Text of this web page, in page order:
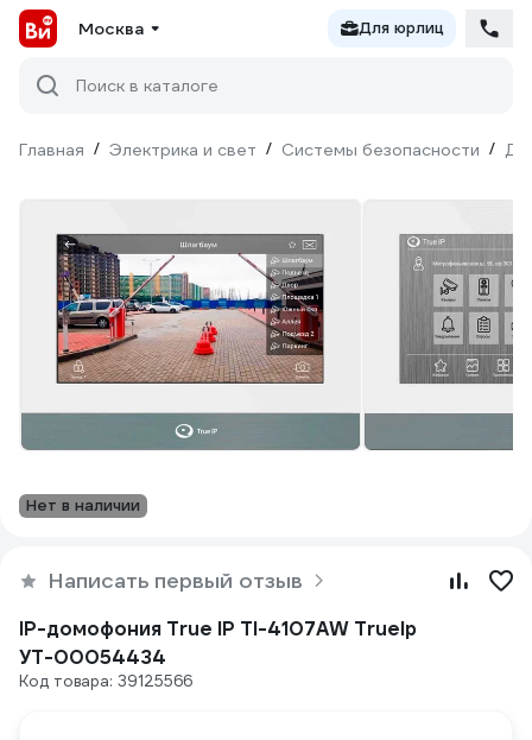
Москва Для юрлиц
Поиск в каталоге
Главная / Электрика и свет / Системы безопасности /
Нет в наличии
Написать первый отзыв
IP-домофония True IP TI-4107AW TrueIp
УТ-00054434
Код товара: 39125566